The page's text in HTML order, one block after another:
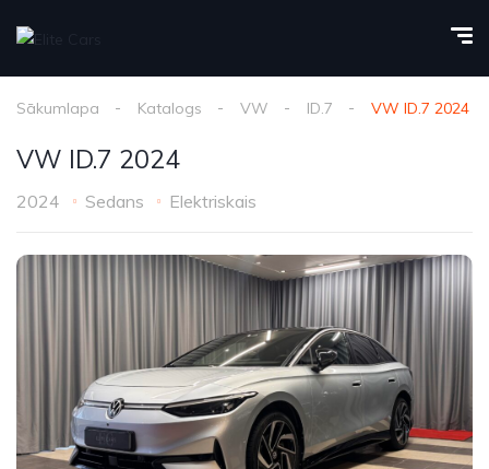
Sākumlapa Katalogs VW ID.7 VW ID.7 2024
VW ID.7 2024
2024 Sedans Elektriskais